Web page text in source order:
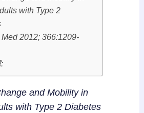
with Type 2
2012; 366:1209-
and Mobility in
with Type 2 Diabetes